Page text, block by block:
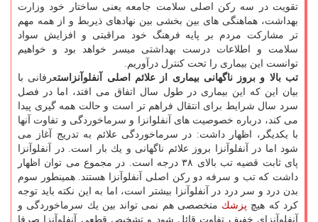
تقویت در سه ركن اصلی سلامت جامعه یعنی ساختار خود وزارت
بهداشت، هماهنگی های بین بخشی بین نهادهای ذیربط و از همه مهم
تر مشاركت مردم بر پایه فرهنگ خود مراقبتی و افزایش سواد
سلامت و اطلاعات درست بهداشتی میسر خواهد بود و خواهیم
توانست این بیماری را تحت كنترل درآوریم.
تب بالا و بروز ناگهانی بیماری از علائم اصلی آنفلوآنزاستعرفانی با
بیان این كه این بیماری در طول سال اتفاق می افتد، اما در فصل
سرد سال شرایط برای انتقال فراهم تر است و حالت همه گیری پیدا
می كند، درباره خصوصیت های آنفلوانزا و سرماخوردگی و تفاوت آنها
با یكدیگر، اظهار داشت: در سرماخوردگی علائم به تدریج آغاز می
شود اما در آنفلوآنزا بروز علائم ناگهانی و یك بار است. در آنفلوآنزا
پای ثابت قضیه تب بالای ۳۸ درجه است. در مجموع می توان اظهار
داشت كه تب و سرفه دو ركن اصلی آنفلوآنزا هستند. همینطور سوم
بدن درد و سر درد در آنفلوآنزا بیشتر است، اما به این نكته باید توجه
كرد كه هیچ پزشك متخصصی هم نمی تواند بین یك سرماخوردگی و
آنفلوآنزای خفیف تفاوت قائل شود و تشخیص قطعی آنفلوآنزا صرفا